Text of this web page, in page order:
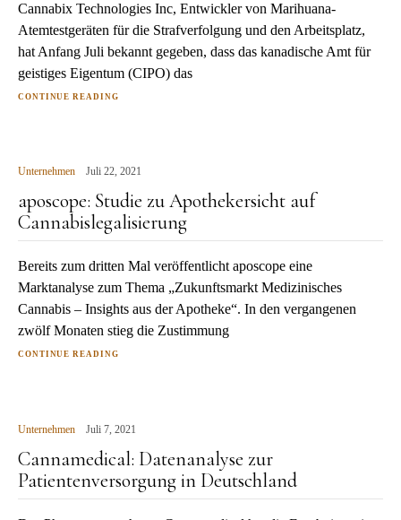
Cannabix Technologies Inc, Entwickler von Marihuana-
Atemtestgeräten für die Strafverfolgung und den Arbeitsplatz,
hat Anfang Juli bekannt gegeben, dass das kanadische Amt für
geistiges Eigentum (CIPO) das
CONTINUE READING
Unternehmen Juli 22, 2021
aposcope: Studie zu Apothekersicht auf
Cannabislegalisierung
Bereits zum dritten Mal veröffentlicht aposcope eine
Marktanalyse zum Thema „Zukunftsmarkt Medizinisches
Cannabis – Insights aus der Apotheke“. In den vergangenen
zwölf Monaten stieg die Zustimmung
CONTINUE READING
Unternehmen Juli 7, 2021
Cannamedical: Datenanalyse zur
Patientenversorgung in Deutschland